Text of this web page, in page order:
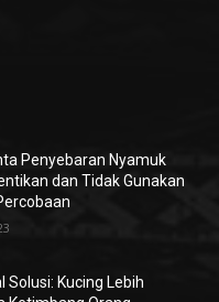
Penyebaran Nyamuk
dan Tidak Gunakan
Solusi: Kucing Lebih